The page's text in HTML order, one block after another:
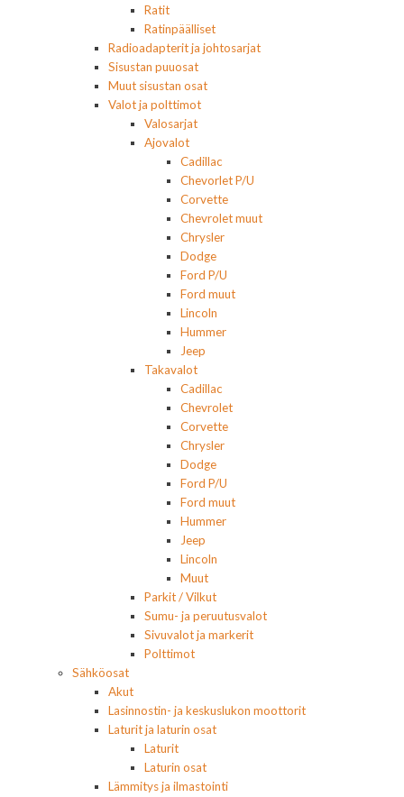
Ratit
Ratinpäälliset
Radioadapterit ja johtosarjat
Sisustan puuosat
Muut sisustan osat
Valot ja polttimot
Valosarjat
Ajovalot
Cadillac
Chevorlet P/U
Corvette
Chevrolet muut
Chrysler
Dodge
Ford P/U
Ford muut
Lincoln
Hummer
Jeep
Takavalot
Cadillac
Chevrolet
Corvette
Chrysler
Dodge
Ford P/U
Ford muut
Hummer
Jeep
Lincoln
Muut
Parkit / Vilkut
Sumu- ja peruutusvalot
Sivuvalot ja markerit
Polttimot
Sähköosat
Akut
Lasinnostin- ja keskuslukon moottorit
Laturit ja laturin osat
Laturit
Laturin osat
Lämmitys ja ilmastointi